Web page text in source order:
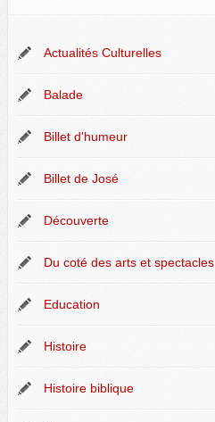
Actualités Culturelles
Balade
Billet d'humeur
Billet de José
Découverte
Du coté des arts et spectacles
Education
Histoire
Histoire biblique